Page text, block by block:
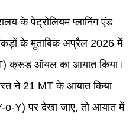
के पेट्रोलियम प्लानिंग एंड
के मुताबिक अप्रैल 2026 में
क्रूड ऑयल का आयात किया।
ने 21 MT के आयात किया
o-Y) पर देखा जाए, तो आयात में